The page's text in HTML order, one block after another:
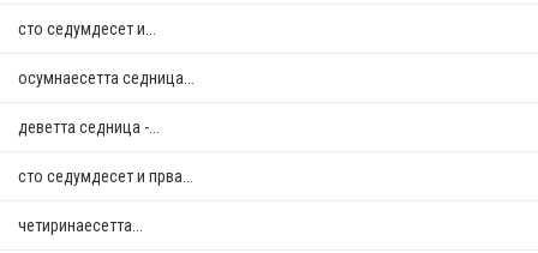
сто седумдесет и...
осумнaесетта седница...
деветта седница -...
сто седумдесет и прва...
четиринаесетта...